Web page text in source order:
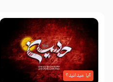
آیا میدانید؟